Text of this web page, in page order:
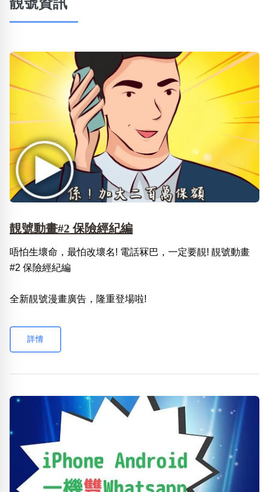
靚號資訊
靚號動畫#2 保險經紀編
唔怕生壞命，最怕改壞名! 電話冧巴，一定要靚! 靚號動畫
#2 保險經紀編
全新靚號漫畫廣告，隆重登場啦!
詳情